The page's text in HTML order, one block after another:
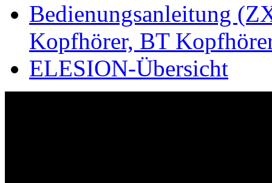
Bedienungsanleitung
Kopfhörer, BT
ELESION-Übersicht